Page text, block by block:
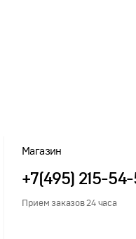
Магазин
+7(495) 215-
Прием заказов 24 часа